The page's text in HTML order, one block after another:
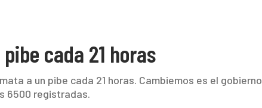
cada 21 horas
a un pibe cada 21 horas. Cambiemos es el gobierno
6500 registradas.